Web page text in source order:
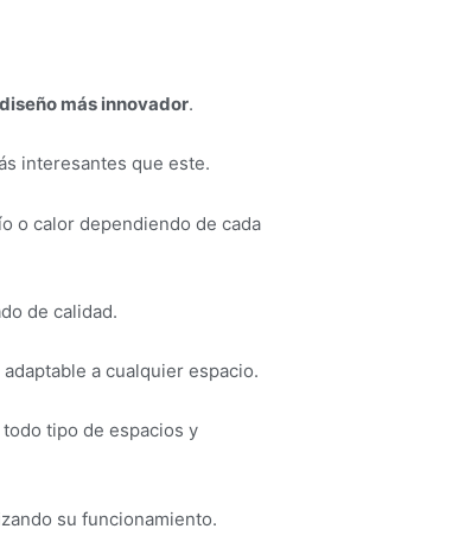
más innovador.
interesantes que este.
o calor dependiendo de cada
de calidad.
a cualquier espacio.
tipo de espacios y
su funcionamiento.